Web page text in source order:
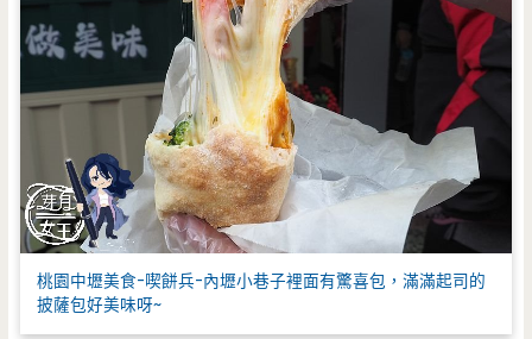
桃園中壢美食-喫餅兵-內壢小巷子裡面有驚喜包，滿滿起司的
披薩包好美味呀~